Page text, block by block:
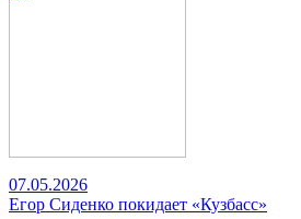
07.05.2026
Егор Сиденко покидает «Кузбасс»